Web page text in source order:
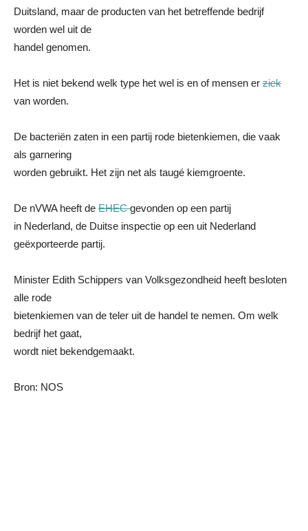
Duitsland, maar de producten van het betreffende bedrijf
worden wel uit de
handel genomen.
Het is niet bekend welk type het wel is en of mensen er ziek
van worden.
De bacteriën zaten in een partij rode bietenkiemen, die vaak
als garnering
worden gebruikt. Het zijn net als taugé kiemgroente.
De nVWA heeft de EHECgevonden op een partij
in Nederland, de Duitse inspectie op een uit Nederland
geëxporteerde partij.
Minister Edith Schippers van Volksgezondheid heeft besloten
alle rode
bietenkiemen van de teler uit de handel te nemen. Om welk
bedrijf het gaat,
wordt niet bekendgemaakt.
Bron: NOS